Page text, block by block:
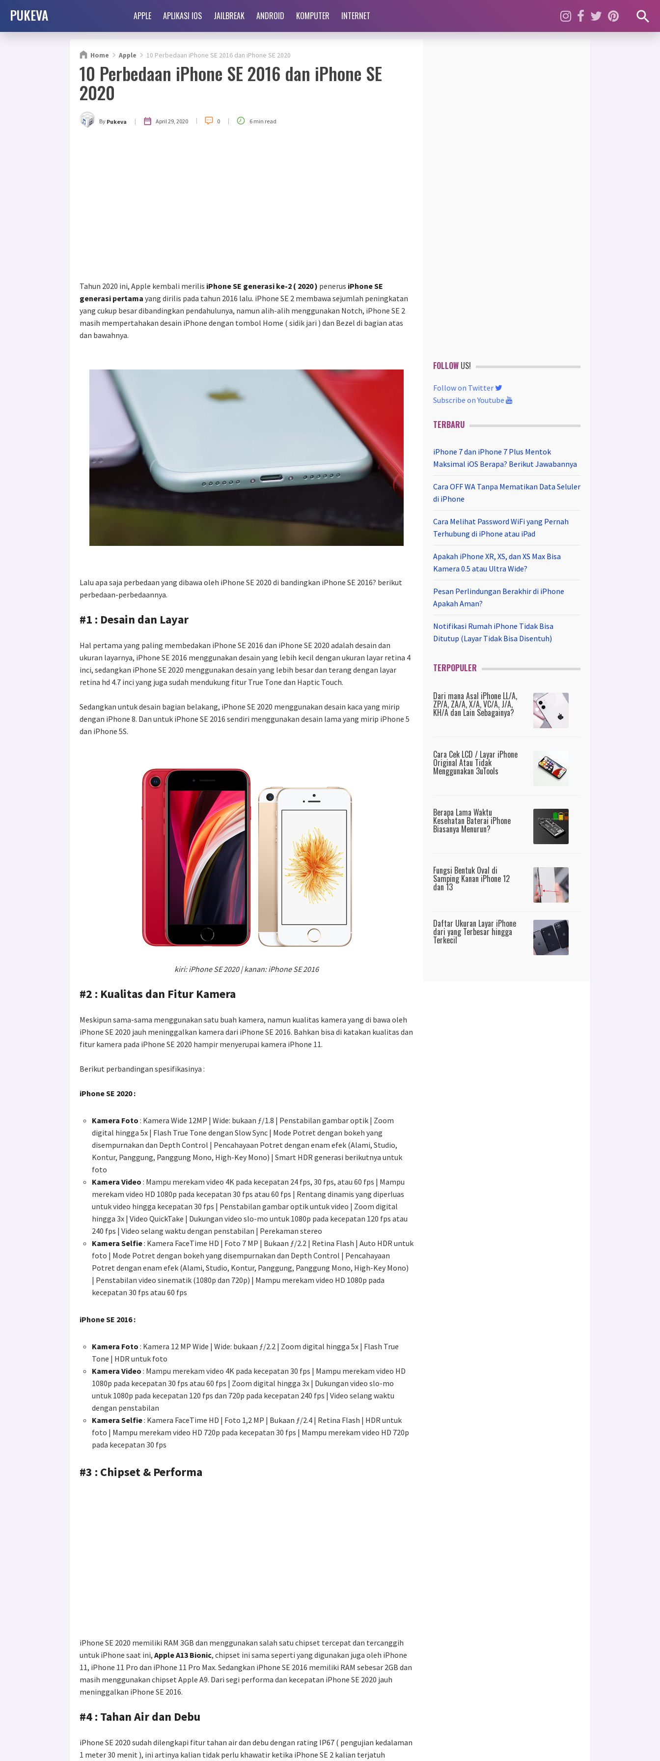
PUKEVA APPLE APLIKASI IOS JAILBREAK ANDROID KOMPUTER INTERNET
Home Apple 10 Perbedaan iPhone SE 2016 dan iPhone SE 2020
10 Perbedaan iPhone SE 2016 dan iPhone SE
2020
By Pukeva | April 29, 2020 | 0 | 6 min read
Tahun 2020 ini, Apple kembali merilis iPhone SE generasi ke-2 ( 2020 ) penerus iPhone SE
generasi pertama yang dirilis pada tahun 2016 lalu. iPhone SE 2 membawa sejumlah peningkatan
yang cukup besar dibandingkan pendahulunya, namun alih-alih menggunakan Notch, iPhone SE 2
masih mempertahakan desain iPhone dengan tombol Home ( sidik jari ) dan Bezel di bagian atas
dan bawahnya.
Lalu apa saja perbedaan yang dibawa oleh iPhone SE 2020 di bandingkan iPhone SE 2016? berikut
perbedaan-perbedaannya.
#1 : Desain dan Layar
Hal pertama yang paling membedakan iPhone SE 2016 dan iPhone SE 2020 adalah desain dan
ukuran layarnya, iPhone SE 2016 menggunakan desain yang lebih kecil dengan ukuran layar retina 4
inci, sedangkan iPhone SE 2020 menggunakan desain yang lebih besar dan terang dengan layar
retina hd 4.7 inci yang juga sudah mendukung fitur True Tone dan Haptic Touch.
Sedangkan untuk desain bagian belakang, iPhone SE 2020 menggunakan desain kaca yang mirip
dengan iPhone 8. Dan untuk iPhone SE 2016 sendiri menggunakan desain lama yang mirip iPhone 5
dan iPhone 5S.
kiri: iPhone SE 2020 | kanan: iPhone SE 2016
#2 : Kualitas dan Fitur Kamera
Meskipun sama-sama menggunakan satu buah kamera, namun kualitas kamera yang di bawa oleh
iPhone SE 2020 jauh meninggalkan kamera dari iPhone SE 2016. Bahkan bisa di katakan kualitas dan
fitur kamera pada iPhone SE 2020 hampir menyerupai kamera iPhone 11.
Berikut perbandingan spesifikasinya :
iPhone SE 2020 :
Kamera Foto : Kamera Wide 12MP | Wide: bukaan ƒ/1.8 | Penstabilan gambar optik | Zoom
digital hingga 5x | Flash True Tone dengan Slow Sync | Mode Potret dengan bokeh yang
disempurnakan dan Depth Control | Pencahayaan Potret dengan enam efek (Alami, Studio,
Kontur, Panggung, Panggung Mono, High-Key Mono) | Smart HDR generasi berikutnya untuk
foto
Kamera Video : Mampu merekam video 4K pada kecepatan 24 fps, 30 fps, atau 60 fps | Mampu
merekam video HD 1080p pada kecepatan 30 fps atau 60 fps | Rentang dinamis yang diperluas
untuk video hingga kecepatan 30 fps | Penstabilan gambar optik untuk video | Zoom digital
hingga 3x | Video QuickTake | Dukungan video slo-mo untuk 1080p pada kecepatan 120 fps atau
240 fps | Video selang waktu dengan penstabilan | Perekaman stereo
Kamera Selfie: Kamera FaceTime HD | Foto 7 MP | Bukaan ƒ/2.2 | Retina Flash | Auto HDR untuk
foto | Mode Potret dengan bokeh yang disempurnakan dan Depth Control | Pencahayaan
Potret dengan enam efek (Alami, Studio, Kontur, Panggung, Panggung Mono, High-Key Mono)
| Penstabilan video sinematik (1080p dan 720p) | Mampu merekam video HD 1080p pada
kecepatan 30 fps atau 60 fps
iPhone SE 2016 :
Kamera Foto : Kamera 12 MP Wide | Wide: bukaan ƒ/2.2 | Zoom digital hingga 5x | Flash True
Tone | HDR untuk foto
Kamera Video : Mampu merekam video 4K pada kecepatan 30 fps | Mampu merekam video HD
1080p pada kecepatan 30 fps atau 60 fps | Zoom digital hingga 3x | Dukungan video slo-mo
untuk 1080p pada kecepatan 120 fps dan 720p pada kecepatan 240 fps | Video selang waktu
dengan penstabilan
Kamera Selfie: Kamera FaceTime HD | Foto 1,2 MP | Bukaan ƒ/2.4 | Retina Flash | HDR untuk
foto | Mampu merekam video HD 720p pada kecepatan 30 fps | Mampu merekam video HD 720p
pada kecepatan 30 fps
#3 : Chipset & Performa
iPhone SE 2020 memiliki RAM 3GB dan menggunakan salah satu chipset tercepat dan tercanggih
untuk iPhone saat ini, Apple A13 Bionic, chipset ini sama seperti yang digunakan juga oleh iPhone
11, iPhone 11 Pro dan iPhone 11 Pro Max. Sedangkan iPhone SE 2016 memiliki RAM sebesar 2GB dan
masih menggunakan chipset Apple A9. Dari segi performa dan kecepatan iPhone SE 2020 jauh
meninggalkan iPhone SE 2016.
#4 : Tahan Air dan Debu
iPhone SE 2020 sudah dilengkapi fitur tahan air dan debu dengan rating IP67 ( pengujian kedalaman
1 meter 30 menit ), ini artinya kalian tidak perlu khawatir ketika iPhone SE 2 kalian terjatuh
FOLLOW US!
Follow on Twitter
Subscribe on Youtube
TERBARU
iPhone 7 dan iPhone 7 Plus Mentok
Maksimal iOS Berapa? Berikut Jawabannya
Cara OFF WA Tanpa Mematikan Data Seluler
di iPhone
Cara Melihat Password WiFi yang Pernah
Terhubung di iPhone atau iPad
Apakah iPhone XR, XS, dan XS Max Bisa
Kamera 0.5 atau Ultra Wide?
Pesan Perlindungan Berakhir di iPhone
Apakah Aman?
Notifikasi Rumah iPhone Tidak Bisa
Ditutup (Layar Tidak Bisa Disentuh)
TERPOPULER
Dari mana Asal iPhone LL/A,
ZP/A, ZA/A, X/A, VC/A, J/A,
KH/A dan Lain Sebagainya?
Cara Cek LCD / Layar iPhone
Original Atau Tidak
Menggunakan 3uTools
Berapa Lama Waktu
Kesehatan Baterai iPhone
Biasanya Menurun?
Fungsi Bentuk Oval di
Samping Kanan iPhone 12
dan 13
Daftar Ukuran Layar iPhone
dari yang Terbesar hingga
Terkecil